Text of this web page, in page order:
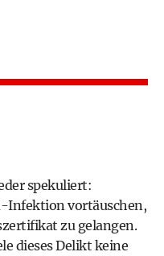
spekuliert:
Infektion vortäuschen,
zu gelangen.
dieses Delikt keine